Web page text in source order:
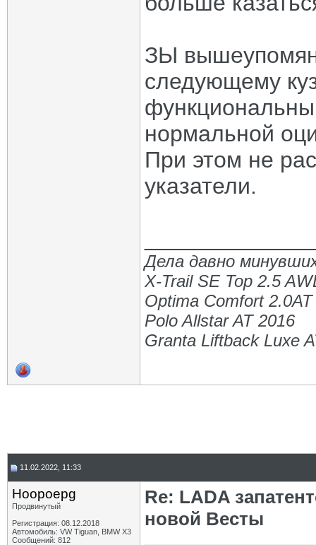
ЗЫ
следующему
нормальной
При этом не
указатели.
Дела давно
X-Trail SE Top 2.5
Optima Comfort
Polo Allstar AT 2016
Granta Liftback Luxe
11.02.2022, 11:33
Hoopoepg
Продвинутый
Регистрация: 08.12.2018
Автомобиль: VW Tiguan, BMW X3
Сообщений: 812
Re: LADA
новой Весты